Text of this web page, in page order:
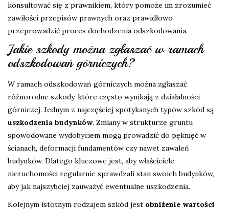
konsultować się z prawnikiem, który pomoże im zrozumieć
zawiłości przepisów prawnych oraz prawidłowo
przeprowadzić proces dochodzenia odszkodowania.
Jakie szkody można zgłaszać w ramach
odszkodowań górniczych?
W ramach odszkodowań górniczych można zgłaszać
różnorodne szkody, które często wynikają z działalności
górniczej. Jednym z najczęściej spotykanych typów szkód są
uszkodzenia budynków. Zmiany w strukturze gruntu
spowodowane wydobyciem mogą prowadzić do pęknięć w
ścianach, deformacji fundamentów czy nawet zawaleń
budynków. Dlatego kluczowe jest, aby właściciele
nieruchomości regularnie sprawdzali stan swoich budynków,
aby jak najszybciej zauważyć ewentualne uszkodzenia.
Kolejnym istotnym rodzajem szkód jest obniżenie wartości